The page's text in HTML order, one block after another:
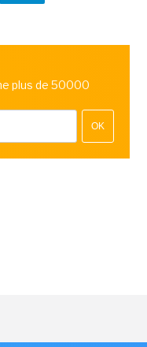
plus de 50000
OK